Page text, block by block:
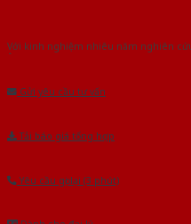
Với kinh nghiệm nhiêu năm nghiên
Gửi yêu cầu tư vấn
Tải báo giá tổng hợp
Yêu cầu gọi lại (3 phút)